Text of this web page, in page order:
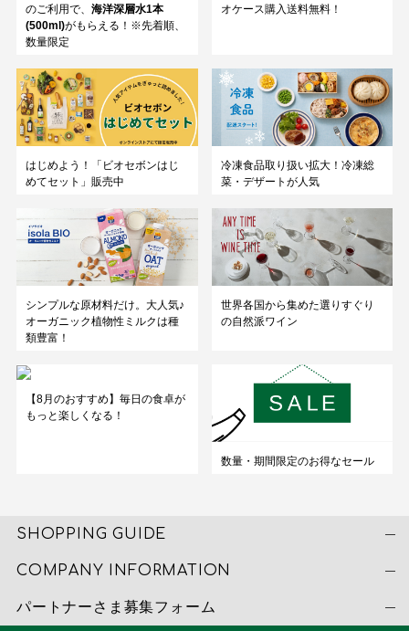
のご利用で、 海洋深層水1本
(500ml)がもらえる！※先着順、
数量限定
オケース購入送料無料！
はじめよう！「ビオセボンはじ
めてセット」販売中
冷凍食品取り扱い拡大！冷凍総
菜・デザートが人気
シンプルな原材料だけ。大人気♪
オーガニック植物性ミルクは種
類豊富！
世界各国から集めた選りすぐり
の自然派ワイン
【8月のおすすめ】毎日の食卓が
もっと楽しくなる！
数量・期間限定のお得なセール
SHOPPING GUIDE
COMPANY INFORMATION
パートナーさま募集フォーム